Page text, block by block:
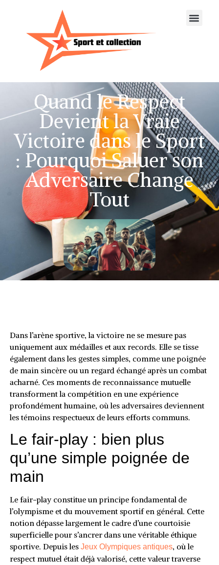
Quand le Respect
Devient la Vraie
Victoire dans le Sport
: Pourquoi Saluer son
Adversaire Change
Tout
Dans l’arène sportive, la victoire ne se mesure pas
uniquement aux médailles et aux records. Elle se tisse
également dans les gestes simples, comme une poignée
de main sincère ou un regard échangé après un combat
acharné. Ces moments de reconnaissance mutuelle
transforment la compétition en une expérience
profondément humaine, où les adversaires deviennent
les témoins respectueux de leurs efforts communs.
Le fair-play : bien plus
qu’une simple poignée de
main
Le fair-play constitue un principe fondamental de
l’olympisme et du mouvement sportif en général. Cette
notion dépasse largement le cadre d’une courtoisie
superficielle pour s’ancrer dans une véritable éthique
sportive. Depuis les Jeux Olympiques antiques, où le
respect mutuel était déjà valorisé, cette valeur traverse